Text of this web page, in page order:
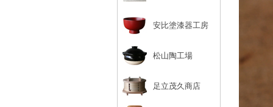
安比塗漆器工房
松山陶工場
足立茂久商店